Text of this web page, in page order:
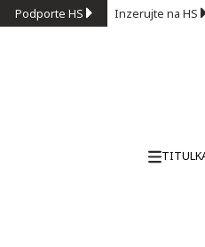
Podporte HS Inzerujte na HS